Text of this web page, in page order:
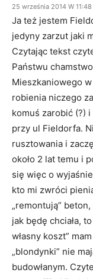
25 września 2014 W 11:48
Ja też jestem
jedyny zarzut jaki
Czytając tekst
Państwu
Mieszkaniowego
robienia niczego
komuś zarobić (?)
przy ul Fieldorfa.
rusztowania i
około 2 lat temu i
się więc o
kto mi zwróci
„remontują”
jak będę chciała,
własny koszt”
„blondynki” nie
budowłanym.